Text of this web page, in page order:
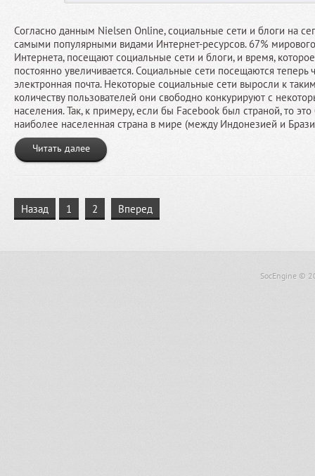
Согласно данным Nielsen Online, социальные сети и блоги на
самыми популярными видами Интернет-ресурсов. 67%
Интернета, посещают социальные сети и блоги, и время,
постоянно увеличивается. Социальные сети посещаются теперь
электронная почта. Некоторые социальные сети выросли к
количеству пользователей они свободно конкурируют с
населения. Так, к примеру, если бы Facebook был страной, то
наиболее населенная страна в мире (между Индонезией и
Читать далее
Назад 1 2 Вперед
SocEngine ©